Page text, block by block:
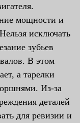
мощности и
исключать
зубьев
В этом
а тарелки
Из-за
деталей
для ревизии и